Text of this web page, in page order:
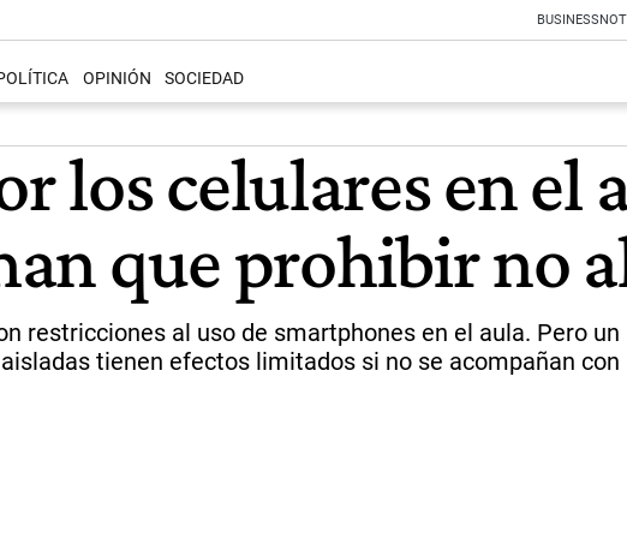
BUSINESS
OPINIÓN SOCIEDAD
los celulares en el
que prohibir no
restricciones al uso de smartphones en el aula. Pero
tienen efectos limitados si no se acompañan